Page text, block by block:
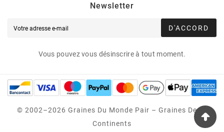
Newsletter
D'ACCORD
Vous pouvez vous désinscrire à tout moment.
© 2002–2026 Graines Du Monde Pair – Graines Des 5
Continents